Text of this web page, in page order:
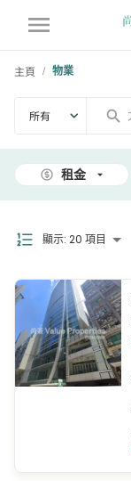
主頁 / 物業
所有
租金
顯示: 20 項目